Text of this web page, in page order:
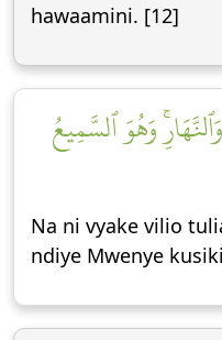
hawaamini. [12]
وَهُوَ ٱلسَّمِيعُ
Na ni vyake vilio
ndiye Mwenye